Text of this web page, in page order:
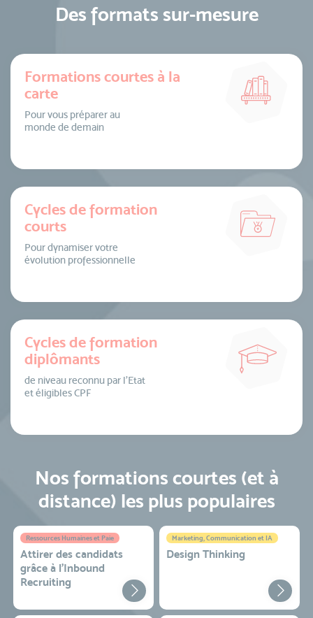
Des formats sur-mesure
Formations courtes à la
carte
Pour vous préparer au
monde de demain
Cycles de formation
courts
Pour dynamiser votre
évolution professionnelle
Cycles de formation
diplômants
de niveau reconnu par l’Etat
et éligibles CPF
Nos formations courtes (et à
distance) les plus populaires
Ressources Humaines et Paie
Attirer des candidats
grâce à l’Inbound
Recruiting
Marketing, Communication et IA
Design Thinking